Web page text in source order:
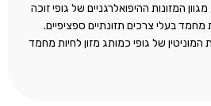
המזונות ההיפואלרגניים של גופי זוכה
בעלי צרכים תזונתיים ספציפיים.
המוניטין של גופי כמותג מזון לחיות מחמד